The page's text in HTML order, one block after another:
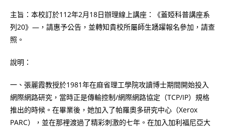
主旨：本校訂於112年2月18日辦理線上講座：《蓋婭科普講座系
列20》—，請惠予公告，並轉知貴校所屬師生踴躍報名參加，請查
照。
說明：
一、張麗霞教授於1981年在麻省理工學院攻讀博士期間開始投入
網際網路研究，當時正是傳輸控制/網際網路協定（TCP/IP）規格
推出的時候。在畢業後，她加入了帕羅奧多研究中心（Xerox
PARC），並在那裡渡過了精彩刺激的七年。在加入加利福尼亞大